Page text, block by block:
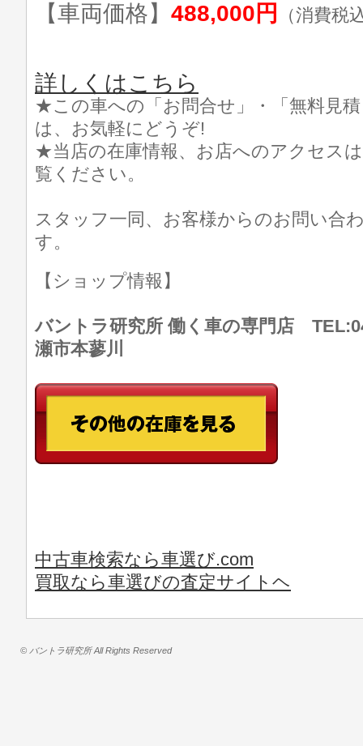
【車両価格】 488,000円 （消費税
詳しくはこちら
★この車への「お問合せ」・「無料見
は、お気軽にどうぞ!
★当店の在庫情報、お店へのアクセス
覧ください。
スタッフ一同、お客様からのお問い合
す。
【ショップ情報】
バントラ研究所 働く車の専門店
瀬市本蓼川
中古車検索なら車選び.com
買取なら車選びの査定サイトヘ
© バントラ研究所 All Rights Reserved